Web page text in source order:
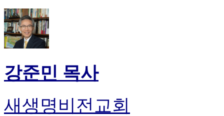
강준민 목사
새생명비전교회